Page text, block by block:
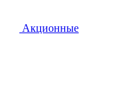
Акционные